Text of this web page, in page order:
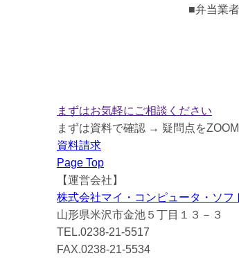
■弁当業
まずはお気軽にご相談ください
まずは資料で確認 → 疑問点を
資料請求
Page Top
【運営会社】
株式会社マイ・コンピュータ・ソフ
山形県米沢市金池５丁目１３－３
TEL.0238-21-5517
FAX.0238-21-5534